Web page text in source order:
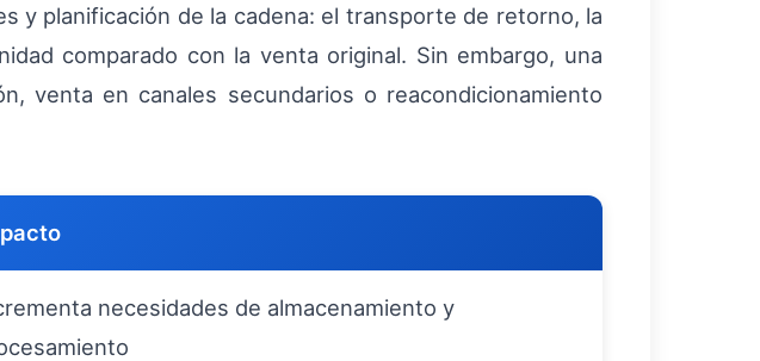
y planificación de la cadena: el transporte de retorno, la
comparado con la venta original. Sin embargo, una
venta en canales secundarios o reacondicionamiento
necesidades de almacenamiento y